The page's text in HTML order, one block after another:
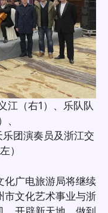
江（右1）、乐队队
、
团演奏员及浙江交
）
化广电旅游局将继续
市文化艺术事业与浙